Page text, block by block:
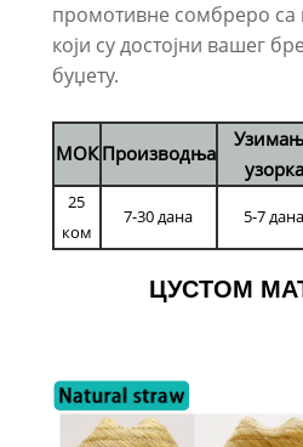
промотивне сомбреро
који су достојни вашег
буџету.
МОК Производња
узорка
25
ком
7-30 дана 5-7 дана
ЦУСТОМ